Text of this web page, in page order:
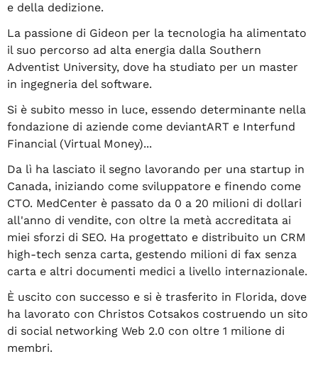
e della dedizione.
La passione di Gideon per la tecnologia ha alimentato
il suo percorso ad alta energia dalla Southern
Adventist University, dove ha studiato per un master
in ingegneria del software.
Si è subito messo in luce, essendo determinante nella
fondazione di aziende come deviantART e Interfund
Financial (Virtual Money)...
Da lì ha lasciato il segno lavorando per una startup in
Canada, iniziando come sviluppatore e finendo come
CTO. MedCenter è passato da 0 a 20 milioni di dollari
all'anno di vendite, con oltre la metà accreditata ai
miei sforzi di SEO. Ha progettato e distribuito un CRM
high-tech senza carta, gestendo milioni di fax senza
carta e altri documenti medici a livello internazionale.
È uscito con successo e si è trasferito in Florida, dove
ha lavorato con Christos Cotsakos costruendo un sito
di social networking Web 2.0 con oltre 1 milione di
membri.